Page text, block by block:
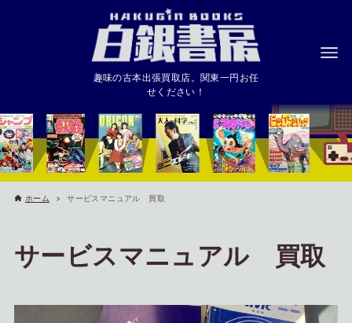
趣味の古本出張買取店。関東一円お任
せください！
ホーム サービスマニュアル 買取
サービスマニュアル 買取